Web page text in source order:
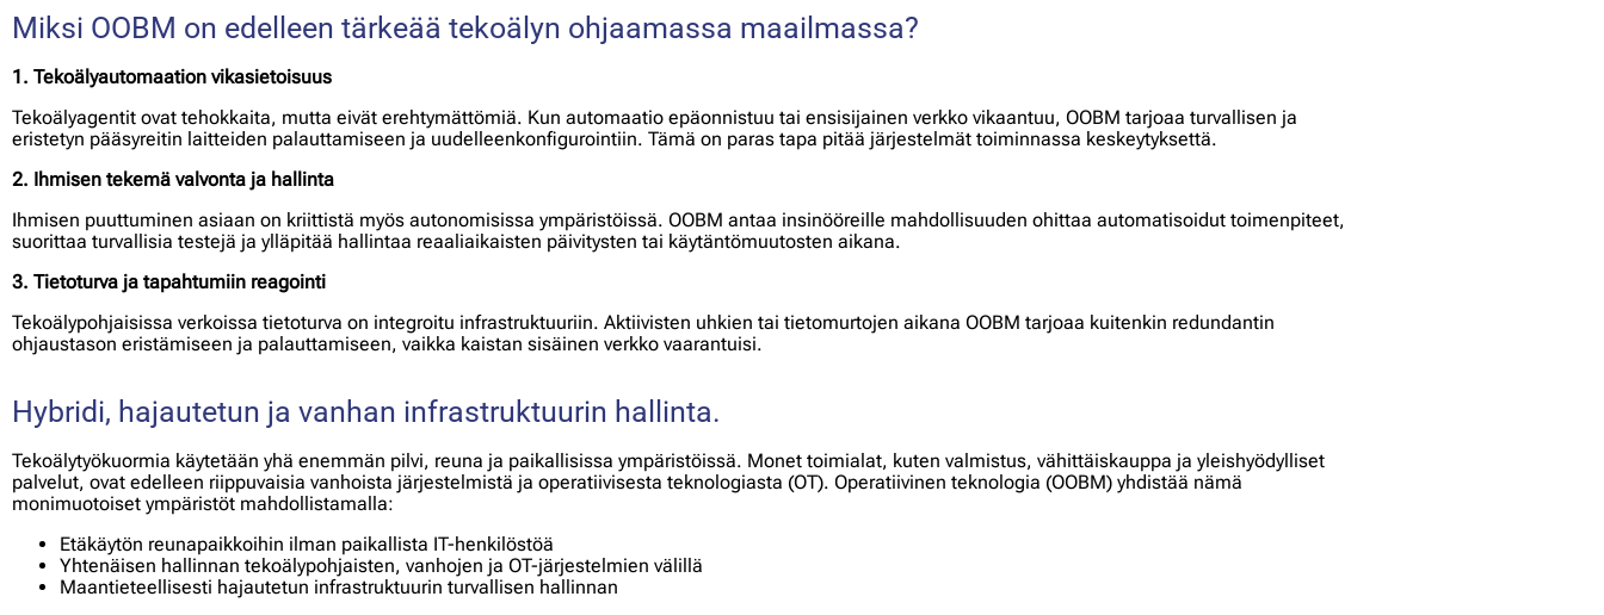
Miksi OOBM on edelleen tärkeää tekoälyn ohjaamassa maailmassa?
1. Tekoälyautomaation vikasietoisuus
Tekoälyagentit ovat tehokkaita, mutta eivät erehtymättömiä. Kun automaatio epäonnistuu tai ensisijainen verkko vikaantuu, OOBM tarjoaa turvallisen ja
eristetyn pääsyreitin laitteiden palauttamiseen ja uudelleenkonfigurointiin. Tämä on paras tapa pitää järjestelmät toiminnassa keskeytyksettä.
2. Ihmisen tekemä valvonta ja hallinta
Ihmisen puuttuminen asiaan on kriittistä myös autonomisissa ympäristöissä. OOBM antaa insinööreille mahdollisuuden ohittaa automatisoidut toimenpiteet,
suorittaa turvallisia testejä ja ylläpitää hallintaa reaaliaikaisten päivitysten tai käytäntömuutosten aikana.
3. Tietoturva ja tapahtumiin reagointi
Tekoälypohjaisissa verkoissa tietoturva on integroitu infrastruktuuriin. Aktiivisten uhkien tai tietomurtojen aikana OOBM tarjoaa kuitenkin redundantin
ohjaustason eristämiseen ja palauttamiseen, vaikka kaistan sisäinen verkko vaarantuisi.
Hybridi, hajautetun ja vanhan infrastruktuurin hallinta.
Tekoälytyökuormia käytetään yhä enemmän pilvi, reuna ja paikallisissa ympäristöissä. Monet toimialat, kuten valmistus, vähittäiskauppa ja yleishyödylliset
palvelut, ovat edelleen riippuvaisia ​​vanhoista järjestelmistä ja operatiivisesta teknologiasta (OT). Operatiivinen teknologia (OOBM) yhdistää nämä
monimuotoiset ympäristöt mahdollistamalla:
Etäkäytön reunapaikkoihin ilman paikallista IT-henkilöstöä
Yhtenäisen hallinnan tekoälypohjaisten, vanhojen ja OT-järjestelmien välillä
Maantieteellisesti hajautetun infrastruktuurin turvallisen hallinnan